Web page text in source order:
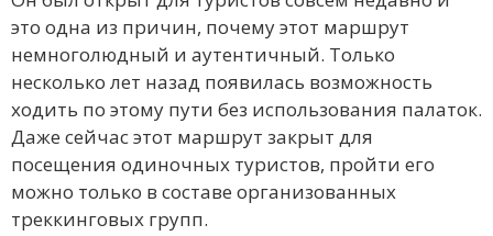
это одна из причин, почему этот маршрут
немноголюдный и аутентичный. Только
несколько лет назад появилась возможность
ходить по этому пути без использования палаток.
Даже сейчас этот маршрут закрыт для
посещения одиночных туристов, пройти его
можно только в составе организованных
треккинговых групп.